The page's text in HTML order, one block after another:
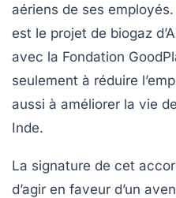
aériens de ses
est le projet de biogaz
avec la Fondation
seulement à réduire
aussi à améliorer la vie
Inde.
La signature de cet
d’agir en faveur d’un